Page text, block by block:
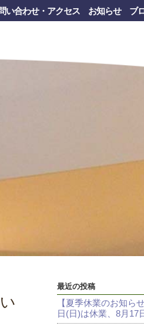
い合わせ・アクセス お知らせ ブ
最近の投稿
【夏季休業のお知ら
日(日)は休業、8月17